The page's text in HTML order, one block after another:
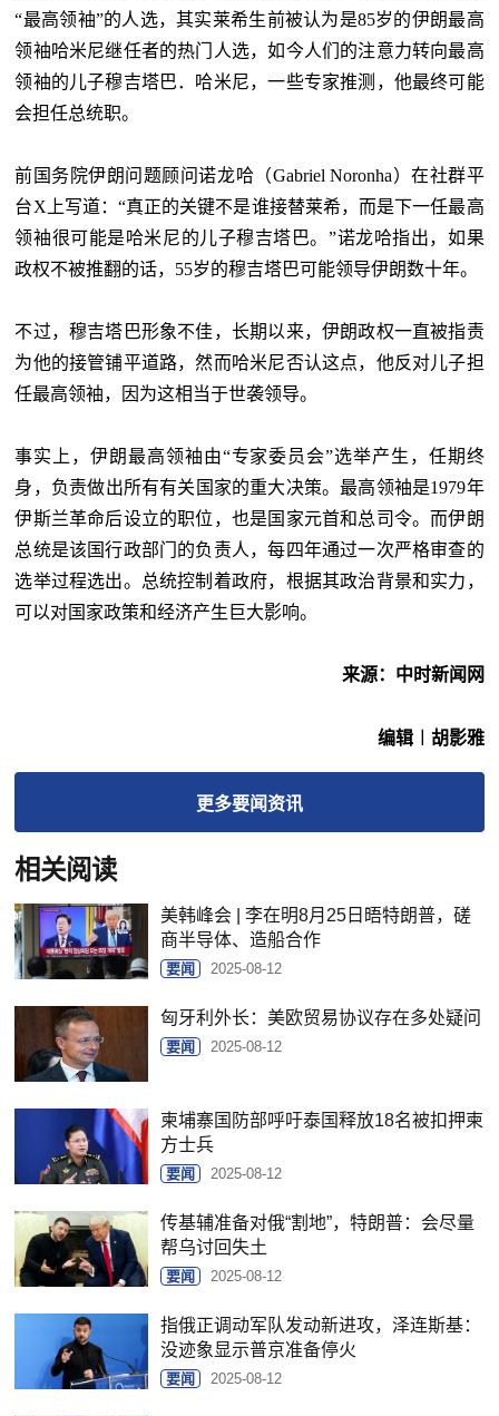
“最高领袖”的人选，其实莱希生前被认为是85岁的伊朗最高
领袖哈米尼继任者的热门人选，如今人们的注意力转向最高
领袖的儿子穆吉塔巴．哈米尼，一些专家推测，他最终可能
会担任总统职。
前国务院伊朗问题顾问诺龙哈（Gabriel Noronha）在社群平
台X上写道：“真正的关键不是谁接替莱希，而是下一任最高
领袖很可能是哈米尼的儿子穆吉塔巴。”诺龙哈指出，如果
政权不被推翻的话，55岁的穆吉塔巴可能领导伊朗数十年。
不过，穆吉塔巴形象不佳，长期以来，伊朗政权一直被指责
为他的接管铺平道路，然而哈米尼否认这点，他反对儿子担
任最高领袖，因为这相当于世袭领导。
事实上，伊朗最高领袖由“专家委员会”选举产生，任期终
身，负责做出所有有关国家的重大决策。最高领袖是1979年
伊斯兰革命后设立的职位，也是国家元首和总司令。而伊朗
总统是该国行政部门的负责人，每四年通过一次严格审查的
选举过程选出。总统控制着政府，根据其政治背景和实力，
可以对国家政策和经济产生巨大影响。
来源：中时新闻网
编辑︱胡影雅
更多要闻资讯
相关阅读
美韩峰会 | 李在明8月25日晤特朗普，磋
商半导体、造船合作
要闻 2025-08-12
匈牙利外长：美欧贸易协议存在多处疑问
要闻 2025-08-12
柬埔寨国防部呼吁泰国释放18名被扣押柬
方士兵
要闻 2025-08-12
传基辅准备对俄“割地”，特朗普：会尽量
帮乌讨回失土
要闻 2025-08-12
指俄正调动军队发动新进攻，泽连斯基：
没迹象显示普京准备停火
要闻 2025-08-12